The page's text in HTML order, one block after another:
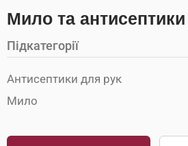
Мило та антисептики
Підкатегорії
Антисептики для рук
Мило